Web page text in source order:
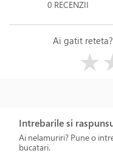
0 RECENZII
Ai gatit
★
Intrebarile si
Ai nelamuriri? Pune o
bucatari.